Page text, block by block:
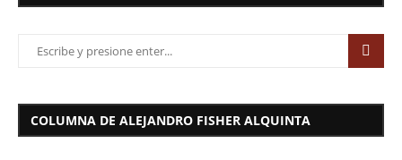
COLUMNA DE ALEJANDRO FISHER ALQUINTA